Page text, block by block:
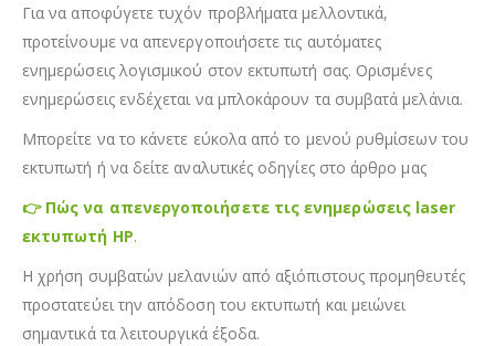
Για να αποφύγετε τυχόν προβλήματα μελλοντικά,
προτείνουμε να απενεργοποιήσετε τις αυτόματες
ενημερώσεις λογισμικού στον εκτυπωτή σας. Ορισμένες
ενημερώσεις ενδέχεται να μπλοκάρουν τα συμβατά μελάνια.
Μπορείτε να το κάνετε εύκολα από το μενού ρυθμίσεων του
εκτυπωτή ή να δείτε αναλυτικές οδηγίες στο άρθρο μας
👉 Πώς να απενεργοποιήσετε τις ενημερώσεις laser
εκτυπωτή HP.
Η χρήση συμβατών μελανιών από αξιόπιστους προμηθευτές
προστατεύει την απόδοση του εκτυπωτή και μειώνει
σημαντικά τα λειτουργικά έξοδα.